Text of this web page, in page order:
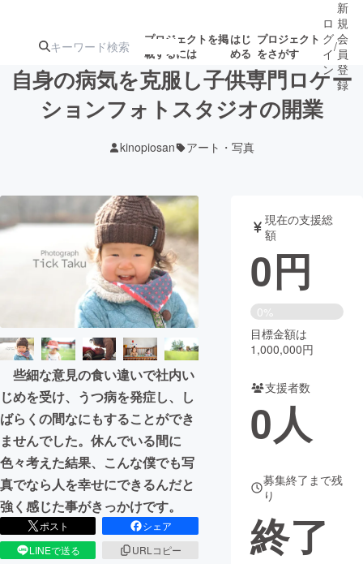
プロジェクトを掲
載するには
はじ
める
プロジェクト
をさがす
ジェクト
募集終了が近いプ
ロジェクト
アート・写真 音楽
テクノロジー・ガジェット ゲーム・サ
映像・映画 書籍・雑誌
ビジネス・起業 チャレンジ
まちづくり・地域活性化
CAMPFIRE for Social Good
CAMPFIRE Creation
CAMPFIREふるさと納税machi-ya
ロ
グ
イ
ン
/
新
規
会
員
登
録
自身の病気を克服し子供専門ロケー
ションフォトスタジオの開業
kinopiosan アート・写真
些細な意見の食い違いで社内い
じめを受け、うつ病を発症し、し
ばらくの間なにもすることができ
ませんでした。休んでいる間に
色々考えた結果、こんな僕でも写
真でなら人を幸せにできるんだと
強く感じた事がきっかけです。
ポスト
シェア
LINEで送る
URLコピー
現在の支援総
額
0円
0%
目標金額は
1,000,000円
支援者数
0人
募集終了まで残
り
終了